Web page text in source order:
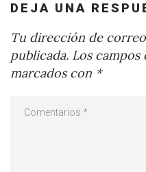
DEJA UNA
Tu dirección de
publicada. Los
marcados con *